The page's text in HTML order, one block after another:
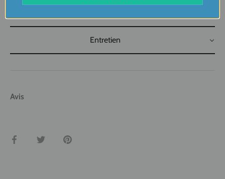
Entretien
Avis
Partager TweeterÉpingler